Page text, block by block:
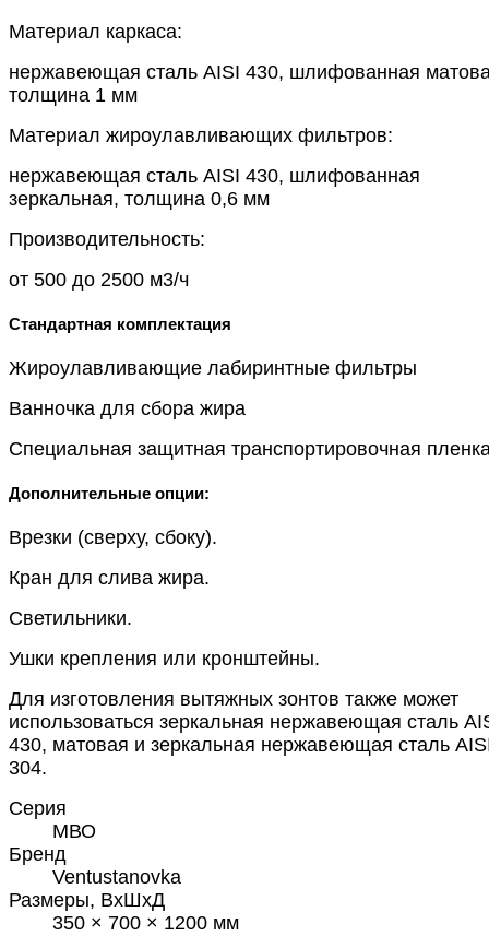
Материал каркаса:
нержавеющая сталь AISI 430, шлифованная
толщина 1 мм
Материал жироулавливающих фильтров:
нержавеющая сталь AISI 430, шлифованная
зеркальная, толщина 0,6 мм
Производительность:
от 500 до 2500 м3/ч
Стандартная комплектация
Жироулавливающие лабиринтные фильтры
Ванночка для сбора жира
Специальная защитная транспортировочная
Дополнительные опции:
Врезки (сверху, сбоку).
Кран для слива жира.
Светильники.
Ушки крепления или кронштейны.
Для изготовления вытяжных зонтов также может
использоваться зеркальная нержавеющая сталь
430, матовая и зеркальная нержавеющая сталь
304.
Серия
МВО
Бренд
Ventustanovka
Размеры, ВхШхД
350 × 700 × 1200 мм